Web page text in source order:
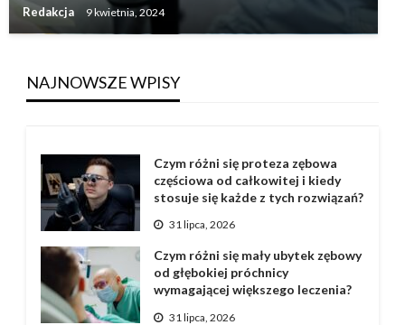
Redakcja 9 kwietnia, 2024
NAJNOWSZE WPISY
Czym różni się proteza zębowa
częściowa od całkowitej i kiedy
stosuje się każde z tych rozwiązań?
31 lipca, 2026
Czym różni się mały ubytek zębowy
od głębokiej próchnicy
wymagającej większego leczenia?
31 lipca, 2026